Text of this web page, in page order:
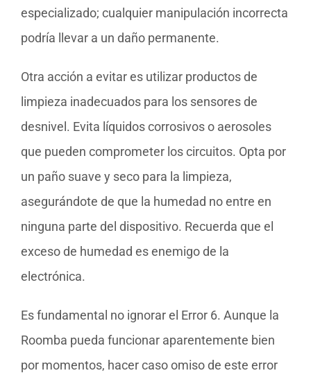
especializado; cualquier manipulación incorrecta
podría llevar a un daño permanente.
Otra acción a evitar es utilizar productos de
limpieza inadecuados para los sensores de
desnivel. Evita líquidos corrosivos o aerosoles
que pueden comprometer los circuitos. Opta por
un paño suave y seco para la limpieza,
asegurándote de que la humedad no entre en
ninguna parte del dispositivo. Recuerda que el
exceso de humedad es enemigo de la
electrónica.
Es fundamental no ignorar el Error 6. Aunque la
Roomba pueda funcionar aparentemente bien
por momentos, hacer caso omiso de este error